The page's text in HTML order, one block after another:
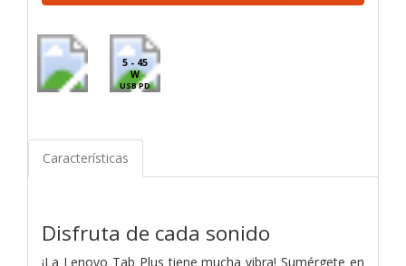
5 - 45
W
USB PD
Características
Disfruta de cada sonido
¡La Lenovo Tab Plus tiene mucha vibra! Sumérgete en